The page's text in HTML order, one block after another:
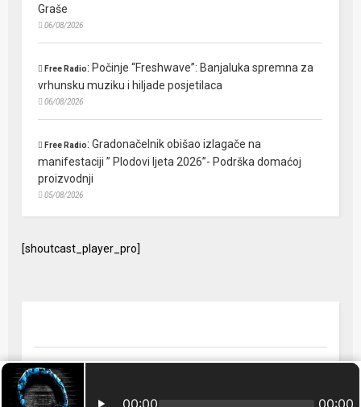
Graše
06/08/2026
Free Radio: Počinje “Freshwave”: Banjaluka spremna za
vrhunsku muziku i hiljade posjetilaca
06/08/2026
Free Radio:Gradonačelnik obišao izlagače na
manifestaciji ” Plodovi ljeta 2026”- Podrška domaćoj
proizvodnji
05/08/2026
[shoutcast_player_pro]